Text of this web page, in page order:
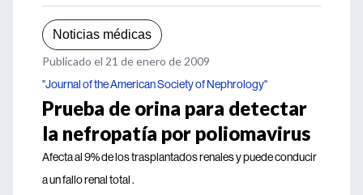
Noticias médicas
Publicado el 21 de enero de 2009
"Journal of the American Society of Nephrology"
Prueba de orina para detectar
la nefropatía por poliomavirus
Afecta al 9% de los trasplantados renales y puede conducir
a un fallo renal total .